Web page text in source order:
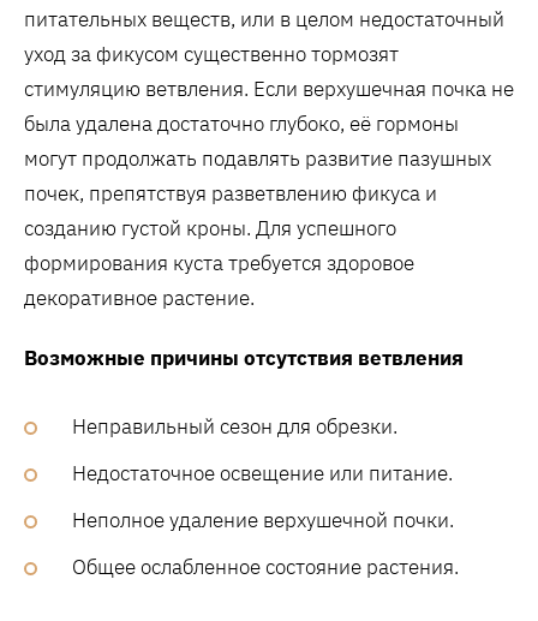
питательных веществ, или в целом недостаточный
уход за фикусом существенно тормозят
стимуляцию ветвления. Если верхушечная почка не
была удалена достаточно глубоко, её гормоны
могут продолжать подавлять развитие пазушных
почек, препятствуя разветвлению фикуса и
созданию густой кроны. Для успешного
формирования куста требуется здоровое
декоративное растение.
Возможные причины отсутствия ветвления
Неправильный сезон для обрезки.
Недостаточное освещение или питание.
Неполное удаление верхушечной почки.
Общее ослабленное состояние растения.